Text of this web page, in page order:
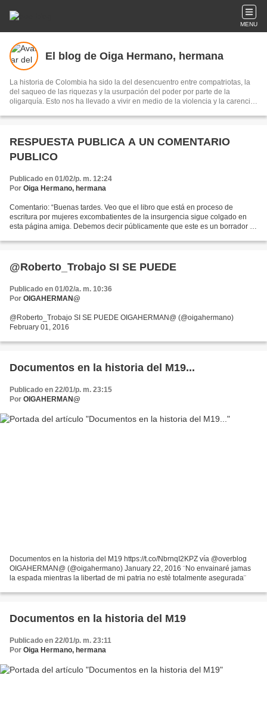
MENU
El blog de Oiga Hermano, hermana
La historia de Colombia ha sido la del desencuentro entre compatriotas, la
del saqueo de las riquezas y la usurpación del poder por parte de la
oligarquía. Esto nos ha llevado a vivir en medio de la violencia y la carencia
esta realidad. Destacados hombres y mujeres del M-19, junto a vigorosos
sociedad justa, democrática y en Paz.
RESPUESTA PUBLICA A UN COMENTARIO
PUBLICO
Publicado en 01/02/p. m. 12:24
Por Oiga Hermano, hermana
Comentario: “Buenas tardes. Veo que el libro que está en proceso de
escritura por mujeres excombatientes de la insurgencia sigue colgado en
esta página amiga. Debemos decir públicamente que este es un borrador y
@Roberto_Trobajo SI SE PUEDE
Publicado en 01/02/a. m. 10:36
Por OIGAHERMAN@
@Roberto_Trobajo SI SE PUEDE OIGAHERMAN@ (@oigahermano)
February 01, 2016
Documentos en la historia del M19...
Publicado en 22/01/p. m. 23:15
Por OIGAHERMAN@
Documentos en la historia del M19 https://t.co/NbrnqI2KPZ vía @overblog
OIGAHERMAN@ (@oigahermano) January 22, 2016 ¨No envainaré jamas
la espada mientras la libertad de mi patria no esté totalmente asegurada¨
Documentos en la historia del M19
Publicado en 22/01/p. m. 23:11
Por Oiga Hermano, hermana